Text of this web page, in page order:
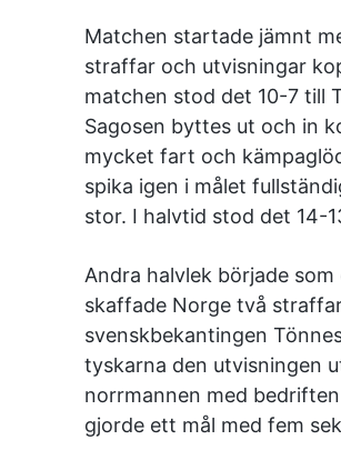
Matchen startade jämnt
straffar och utvisningar
matchen stod det 10-7 till
Sagosen byttes ut och in
mycket fart och
spika igen i målet
stor. I halvtid stod det 14-
Andra halvlek började
skaffade Norge två
svenskbekantingen
tyskarna den utvisningen
norrmannen med
gjorde ett mål med fem